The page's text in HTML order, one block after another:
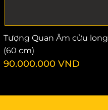
Tượng Quan Âm cửu long
(60 cm)
90.000.000 VND